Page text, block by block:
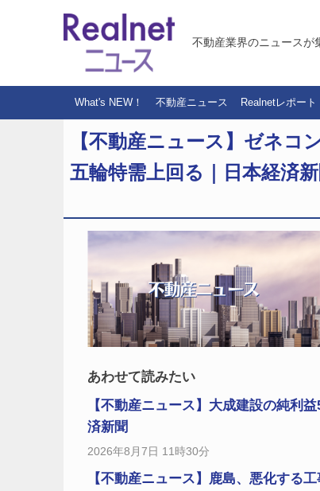
不動産業界のニュースが
What's NEW！ 不動産ニュース Realnetレポート
【不動産ニュース】ゼネ
五輪特需上回る｜日本経済
あわせて読みたい
【不動産ニュース】大成建設の純利
済新聞
2026年8月7日 11時30分
【不動産ニュース】鹿島、悪化する